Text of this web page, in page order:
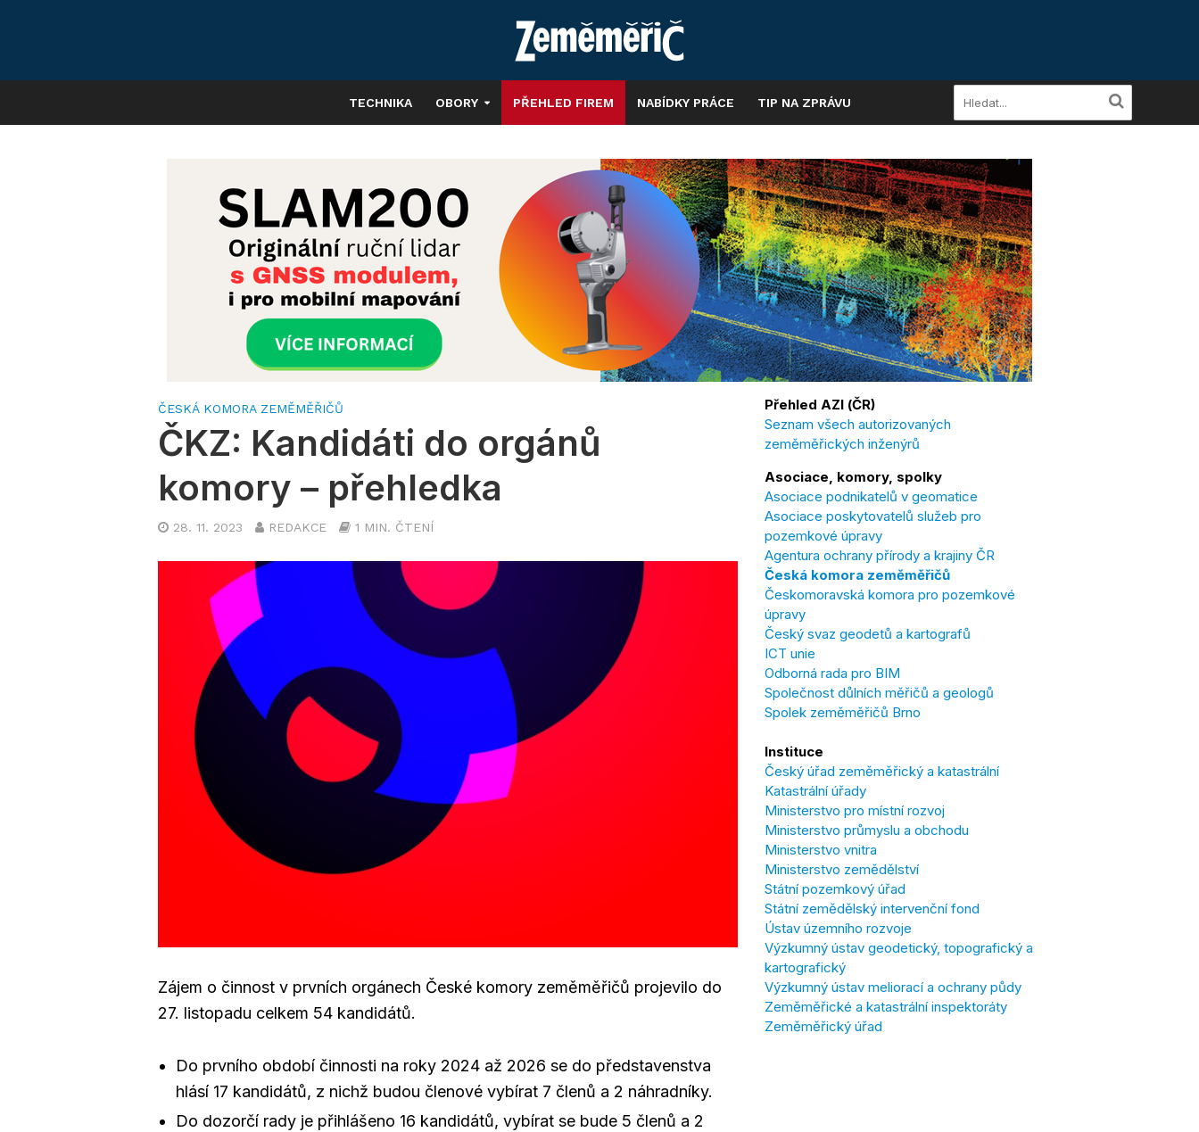
TECHNIKA OBORY PŘEHLED FIREM NABÍDKY PRÁCE TIP NA ZPRÁVU
ČESKÁ KOMORA ZEMĚMĚŘIČŮ
ČKZ: Kandidáti do orgánů
komory – přehledka
28. 11. 2023 REDAKCE 1 MIN. ČTENÍ
Zájem o činnost v prvních orgánech České komory zeměměřičů projevilo do
27. listopadu celkem 54 kandidátů.
Do prvního období činnosti na roky 2024 až 2026 se do představenstva
hlásí 17 kandidátů, z nichž budou členové vybírat 7 členů a 2 náhradníky.
Do dozorčí rady je přihlášeno 16 kandidátů, vybírat se bude 5 členů a 2
Přehled AZI (ČR)
Seznam všech autorizovaných
zeměměřických inženýrů
Asociace, komory, spolky
Asociace podnikatelů v geomatice
Asociace poskytovatelů služeb pro
pozemkové úpravy
Agentura ochrany přírody a krajiny ČR
Česká komora zeměměřičů
Českomoravská komora pro pozemkové
úpravy
Český svaz geodetů a kartografů
ICT unie
Odborná rada pro BIM
Společnost důlních měřičů a geologů
Spolek zeměměřičů Brno
Instituce
Český úřad zeměměřický a katastrální
Katastrální úřady
Ministerstvo pro místní rozvoj
Ministerstvo průmyslu a obchodu
Ministerstvo vnitra
Ministerstvo zemědělství
Státní pozemkový úřad
Státní zemědělský intervenční fond
Ústav územního rozvoje
Výzkumný ústav geodetický, topografický a
kartografický
Výzkumný ústav meliorací a ochrany půdy
Zeměměřické a katastrální inspektoráty
Zeměměřický úřad